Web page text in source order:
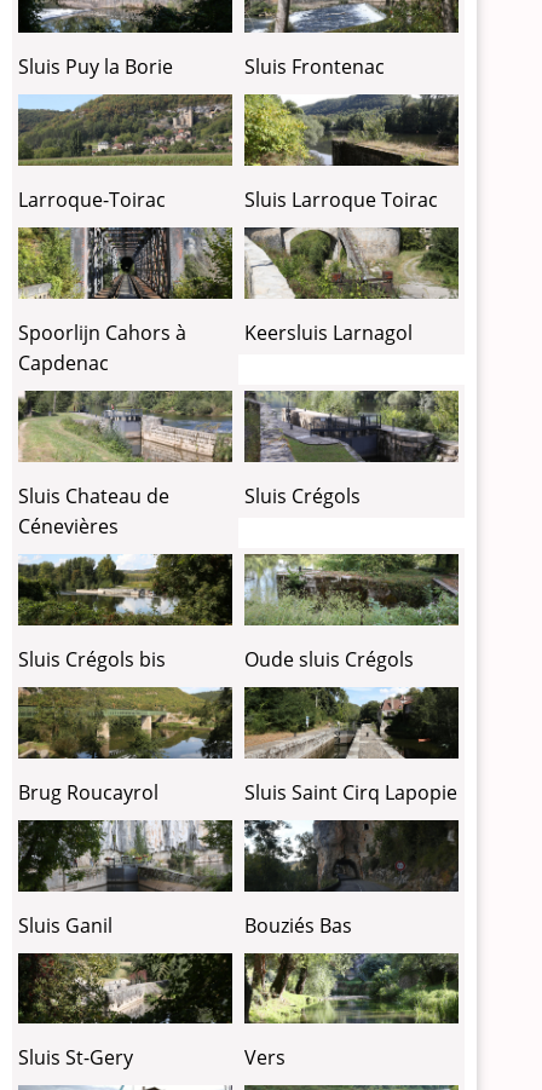
Sluis Puy la Borie Sluis Frontenac
Larroque-Toirac Sluis Larroque Toirac
Spoorlijn Cahors à
Capdenac
Keersluis Larnagol
Sluis Chateau de
Cénevières
Sluis Crégols
Sluis Crégols bis Oude sluis Crégols
Brug Roucayrol Sluis Saint Cirq Lapopie
Sluis Ganil Bouziés Bas
Sluis St-Gery Vers